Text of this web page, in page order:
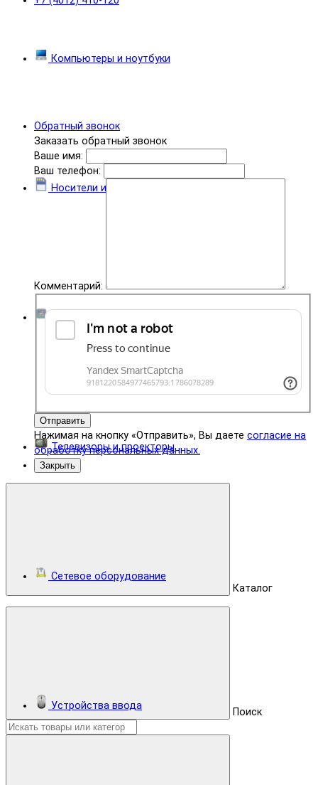
Обратный звонок
Заказать обратный звонок
Ваше имя:
Ваш телефон:
Комментарий:
Отправить
Нажимая на кнопку «Отправить», Вы даете согласие на
обработку персональных данных.
Закрыть
Каталог
Поиск
Компьютеры и ноутбуки
Носители информации
Комплектующие
Телевизоры и проекторы
Сетевое оборудование
Устройства ввода